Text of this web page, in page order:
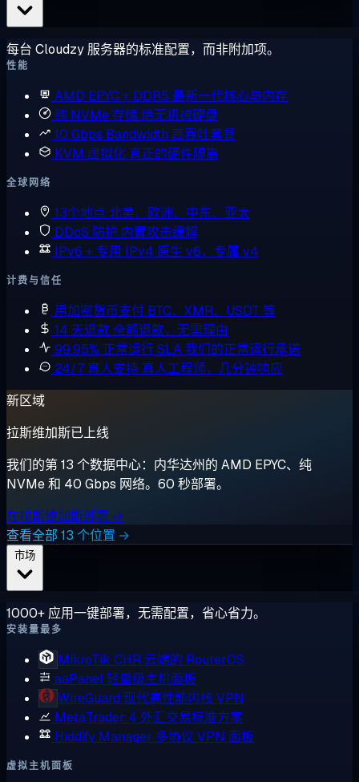
每台 Cloudzy 服务器的标准配置，而非附加项。
性能
AMD EPYC + DDR5 最新一代核心与内存
纯 NVMe 存储绝无机械硬盘
10 Gbps Bandwidth 高吞吐套餐
KVM 虚拟化 真正的硬件隔离
全球网络
13个地点 北美、欧洲、中东、亚太
DDoS 防护 内置攻击缓解
IPv6 + 专用 IPv4 原生 v6，专属 v4
计费与信任
用加密货币支付 BTC、XMR、USDT 等
14 天退款全额退款，无需理由
99.95% 正常运行 SLA我们的正常运行承诺
24/7 真人支持 真人工程师，几分钟响应
新区域
拉斯维加斯已上线
我们的第 13 个数据中心：内华达州的 AMD EPYC、纯
NVMe 和 40 Gbps 网络。60 秒部署。
在拉斯维加斯部署 →
查看全部 13 个位置 →
1000+ 应用一键部署，无需配置，省心省力。
安装量最多
MikroTik CHR 云端的 RouterOS
aaPanel轻量级主机面板
WireGuard 现代高性能内核 VPN
MetaTrader 4 外汇交易标准方案
Hiddify Manager 多协议 VPN 面板
虚拟主机面板